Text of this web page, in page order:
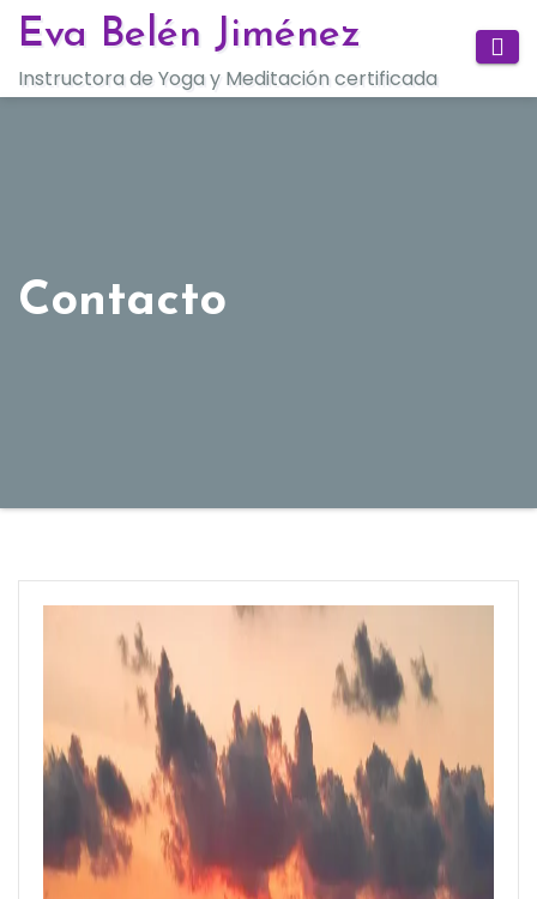
Saltar
contenido
Eva Belén Jiménez
Instructora de Yoga y Meditación certificada
Contacto